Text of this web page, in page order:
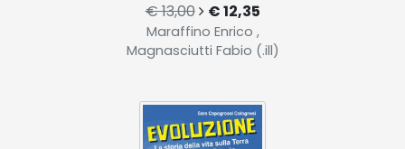
€ 13,00 € 12,35
Maraffino Enrico ,
Magnasciutti Fabio (.ill)